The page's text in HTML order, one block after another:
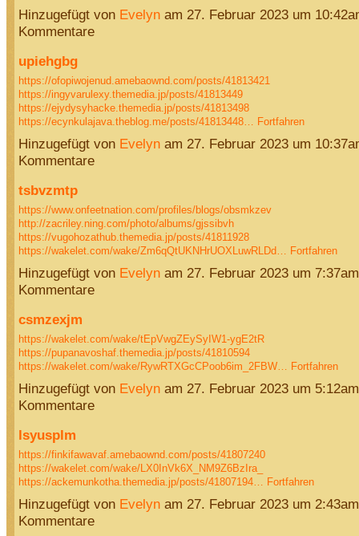
Hinzugefügt von Evelynam 27. Februar 2023 um
Kommentare
upiehgbg
https://ofopiwojenud.amebaownd.com/posts/41813421
https://ingyvarulexy.themedia.jp/posts/41813449
https://ejydysyhacke.themedia.jp/posts/41813498
https://ecynkulajava.theblog.me/posts/41813448… Fortfahren
Hinzugefügt von Evelynam 27. Februar 2023 um
Kommentare
tsbvzmtp
https://www.onfeetnation.com/profiles/blogs/obsmkzev
http://zacriley.ning.com/photo/albums/gjssibvh
https://vugohozathub.themedia.jp/posts/41811928
https://wakelet.com/wake/Zm6qQtUKNHrUOXLuwRLDd… Fortfahren
Hinzugefügt von Evelynam 27. Februar 2023 um
Kommentare
csmzexjm
https://wakelet.com/wake/tEpVwgZEySyIW1-ygE2tR
https://pupanavoshaf.themedia.jp/posts/41810594
https://wakelet.com/wake/RywRTXGcCPoob6im_2FBW… Fortfahren
Hinzugefügt von Evelynam 27. Februar 2023 um
Kommentare
lsyusplm
https://finkifawavaf.amebaownd.com/posts/41807240
https://wakelet.com/wake/LX0InVk6X_NM9Z6BzIra_
https://ackemunkotha.themedia.jp/posts/41807194…
Fortfahren
Hinzugefügt von Evelynam 27. Februar 2023 um
Kommentare